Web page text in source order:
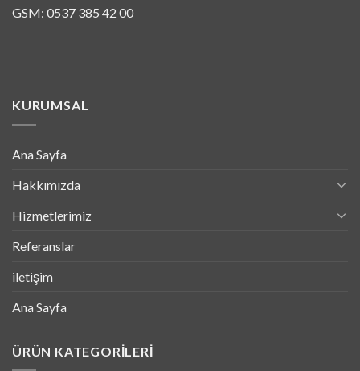
GSM: 0537 385 42 00
KURUMSAL
Ana Sayfa
Hakkımızda
Hizmetlerimiz
Referanslar
iletişim
Ana Sayfa
ÜRÜN KATEGORILERI